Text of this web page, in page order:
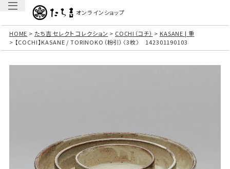
オンラインショップ
HOME たち吉 セレクト コレクション COCHI（コチ）
KASANE | 重
【COCHI】KASANE / TORINOKO（粉引）〈3枚〉 142301190103